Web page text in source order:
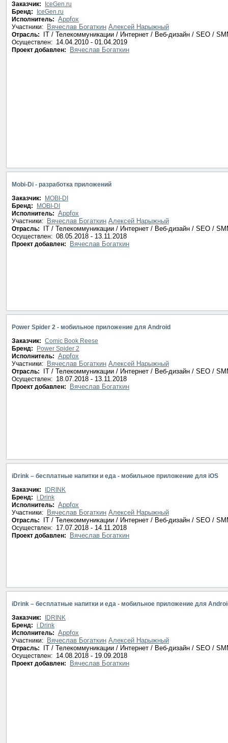
Заказчик:
IceGen.ru
Бренд:
IceGen.ru
Исполнитель: Appfox
Участники: Вячеслав Богаткин Алексей Нарыжный
Отрасль: IT / Телекоммуникации / Интернет / Веб-дизайн / SEO /
Осуществлен: 14.04.2010 - 01.04.2019
Проект добавлен: Вячеслав Богаткин
Mobi-Di - разработка приложений
Заказчик:
MOBI-DI
Бренд:
MOBI-DI
Исполнитель: Appfox
Участники: Вячеслав Богаткин Алексей Нарыжный
Отрасль: IT / Телекоммуникации / Интернет / Веб-дизайн / SEO /
Осуществлен: 08.05.2018 - 13.11.2018
Проект добавлен: Вячеслав Богаткин
Power Spider 2 - мобильное приложение для Android
Заказчик: Comic Book Reese
Бренд:
Power Spider 2
Исполнитель: Appfox
Участники: Вячеслав Богаткин Алексей Нарыжный
Отрасль: IT / Телекоммуникации / Интернет / Веб-дизайн / SEO /
Осуществлен: 18.07.2018 - 13.11.2018
Проект добавлен: Вячеслав Богаткин
iDrink – бесплатные напитки и еда - мобильное приложение для iOS
Заказчик:
IDRINK
Бренд: i Drink
Исполнитель: Appfox
Участники: Вячеслав Богаткин Алексей Нарыжный
Отрасль: IT / Телекоммуникации / Интернет / Веб-дизайн / SEO /
Осуществлен: 17.07.2018 - 14.11.2018
Проект добавлен: Вячеслав Богаткин
iDrink – бесплатные напитки и еда - мобильное приложение для
Заказчик:
IDRINK
Бренд: i Drink
Исполнитель: Appfox
Участники: Вячеслав Богаткин Алексей Нарыжный
Отрасль: IT / Телекоммуникации / Интернет / Веб-дизайн / SEO /
Осуществлен: 14.08.2018 - 19.09.2018
Проект добавлен: Вячеслав Богаткин